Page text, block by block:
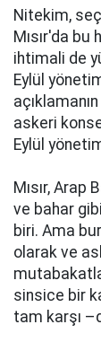
Nitekim,
Mısır'da
ihtimali de
Eylül
askeri
Eylül
Mısır,
ve bahar
biri. Ama
olarak ve
sinsice bir
tam karşı